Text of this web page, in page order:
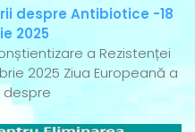
despre Antibiotice -18
2025
a Rezistenței
2025 Ziua Europeană a
despre